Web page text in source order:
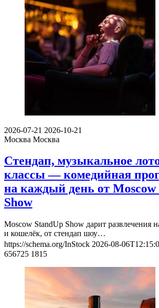
2026-07-21 2026-10-21
Москва Москва
Стендап, музыкальное
классы — комедийная
на каждый день от Moscow
Show
Moscow StandUp Show дарит развлечения
и кошелёк, от стендап шоу…
https://schema.org/InStock 2026-08-
656725 1815